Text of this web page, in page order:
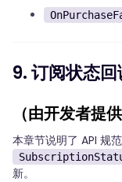
9. 订阅状态
（由开发者提供
本章节说明了 API 规
新。